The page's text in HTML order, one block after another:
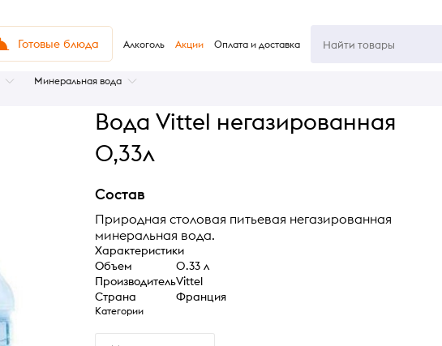
Готовые блюда Алкоголь Акции Оплата и доставка
Минеральная вода
Вода Vittel негазированная
0,33л
Состав
Природная столовая питьевая негазированная
минеральная вода.
Характеристики
Объем
0.33 л
ПроизводительVittel
Страна
Франция
Категории